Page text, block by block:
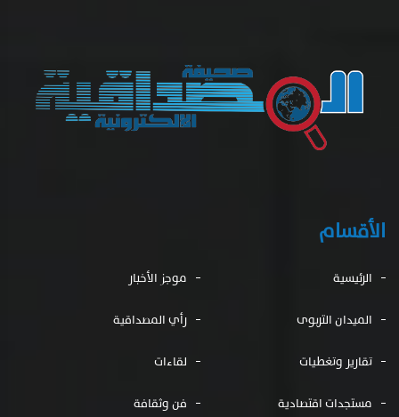
الأقسام
الرئيسية موجز الأخبار
الميدان التربوى رأي المصداقية
تقارير وتغطيات لقاءات
مستجدات اقتصادية فن وثقافة